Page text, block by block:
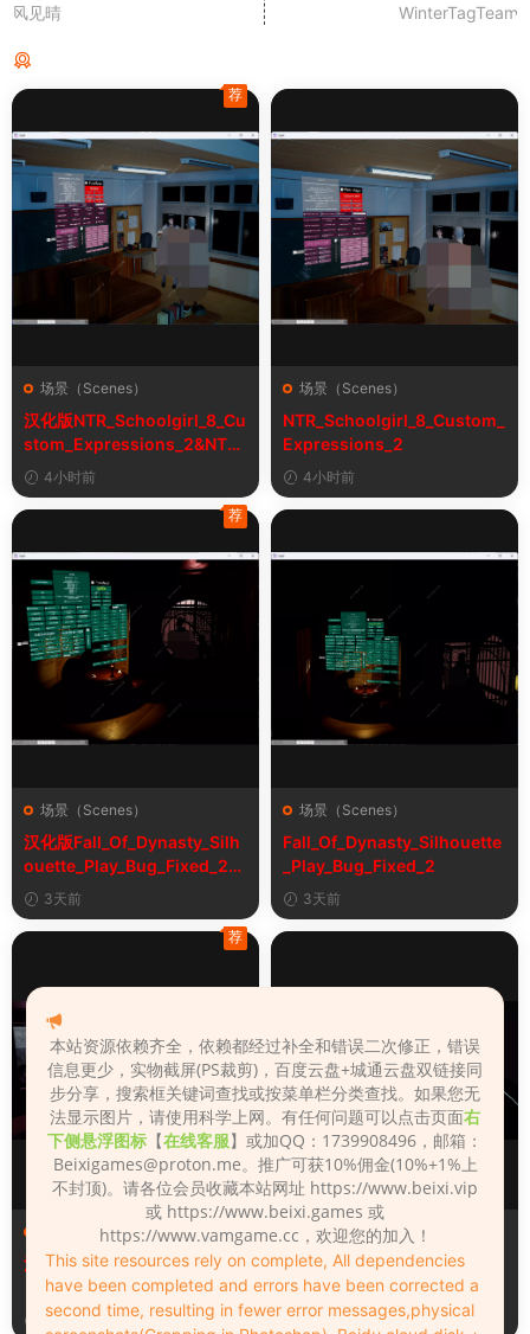
风见晴 WinterTagTeam
场景（Scenes）
汉化版NTR_Schoolgirl_8_Cu
stom_Expressions_2&NTR
女学生8自定义表情
4小时前
荐
场景（Scenes）
NTR_Schoolgirl_8_Custom_
Expressions_2
4小时前
场景（Scenes）
汉化版Fall_Of_Dynasty_Silh
ouette_Play_Bug_Fixed_2&
《王朝陨落》剪影玩法修复版
3天前
荐
场景（Scenes）
Fall_Of_Dynasty_Silhouette
_Play_Bug_Fixed_2
3天前
场景（Scenes）
汉化版魔改7_夜上海_4+原版
3天前
荐
场景（Scenes）
汉化版Sex_Machina_Extend
ed_version_5&性爱机器_扩
展版3天前
本站资源依赖齐全，依赖都经过补全和错误二次修正，错误
信息更少，实物截屏(PS裁剪)，百度云盘+城通云盘双链接同
步分享，搜索框关键词查找或按菜单栏分类查找。如果您无
法显示图片，请使用科学上网。有任何问题可以点击页面右
下侧悬浮图标 【在线客服】或加QQ：1739908496，邮箱：
Beixigames@proton.me。推广可获10%佣金(10%+1%上
不封顶)。请各位会员收藏本站网址 https://www.beixi.vip
或 https://www.beixi.games 或
https://www.vamgame.cc，欢迎您的加入！
This site resources rely on complete, All dependencies
have been completed and errors have been corrected a
second time, resulting in fewer error messages,physical